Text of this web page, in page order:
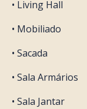
• Living Hall
• Mobiliado
• Sacada
• Sala Armários
• Sala Jantar